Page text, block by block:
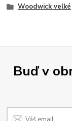
Woodwick velké
Buď v